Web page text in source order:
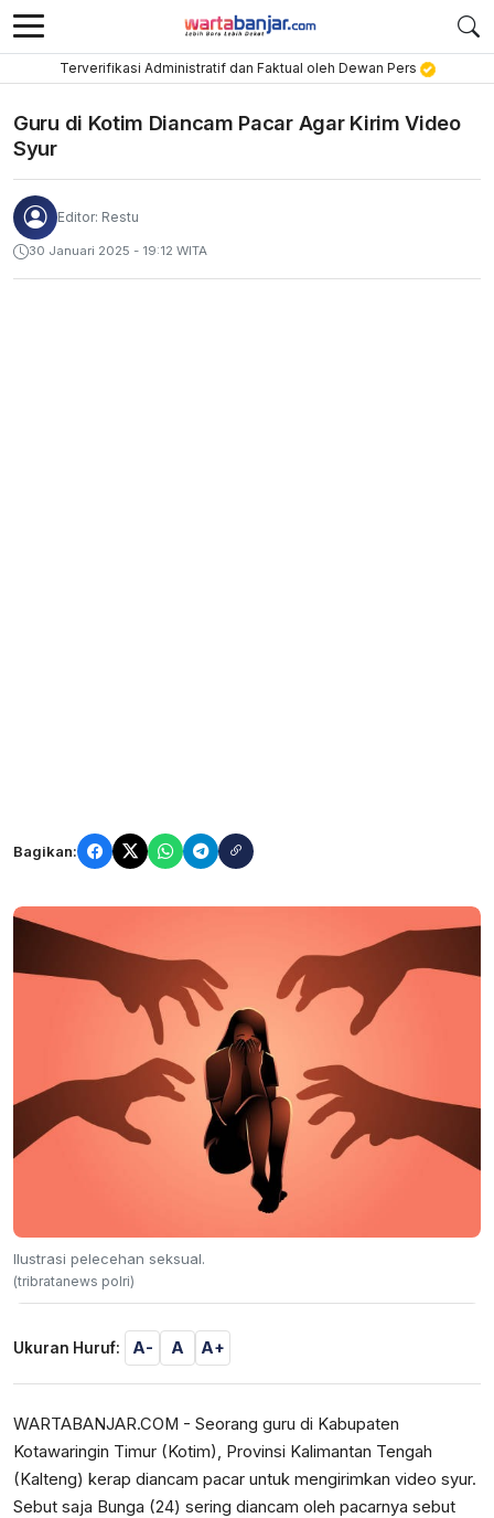
Terverifikasi Administratif dan Faktual oleh Dewan Pers
Guru di Kotim Diancam Pacar Agar Kirim Video
Syur
Editor: Restu
30 Januari 2025 - 19:12 WITA
Bagikan:
Ilustrasi pelecehan seksual.
(tribratanews polri)
Ukuran Huruf: A- A A+
WARTABANJAR.COM - Seorang guru di Kabupaten
Kotawaringin Timur (Kotim), Provinsi Kalimantan Tengah
(Kalteng) kerap diancam pacar untuk mengirimkan video syur.
Sebut saja Bunga (24) sering diancam oleh pacarnya sebut